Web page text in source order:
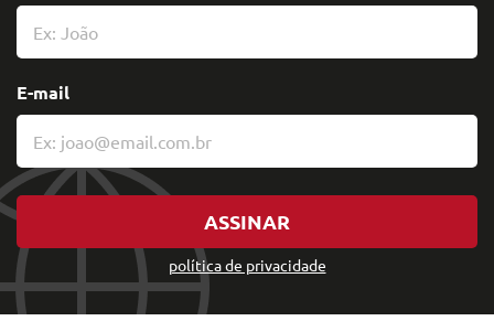
política de privacidade
E-mail
ASSINAR